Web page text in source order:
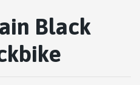
Black